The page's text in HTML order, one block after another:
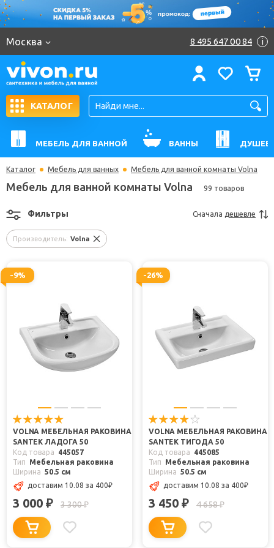
Москва 8 495 647 00 84 i
КАТАЛОГ
МЕБЕЛЬ ДЛЯ ВАННОЙ ВАННЫ
Каталог Мебель для ванных Мебель для ванной комнаты Volna
Мебель для ванной комнаты Volna 99 товаров
Производитель: Volna
Фильтры Сначала дешевле
-9%
VOLNA МЕБЕЛЬНАЯ РАКОВИНА
SANTEK ЛАДОГА 50
Код товара
445057
Тип
Мебельная раковина
Ширина 50.5 см
доставим 10.08 за 400₽
3 000 ₽ 3 300₽
-26%
VOLNA МЕБЕЛЬНАЯ РАКОВИНА
SANTEK ТИГОДА 50
Код товара
445085
Тип
Мебельная раковина
Ширина 50.5 см
доставим 10.08 за 400₽
3 450 ₽ 4 658₽